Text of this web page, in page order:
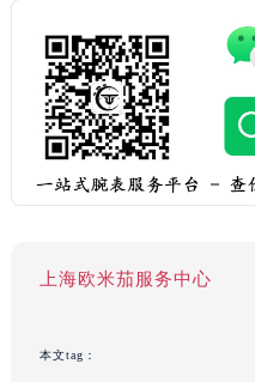
上海欧米茄服务中心
本文tag：